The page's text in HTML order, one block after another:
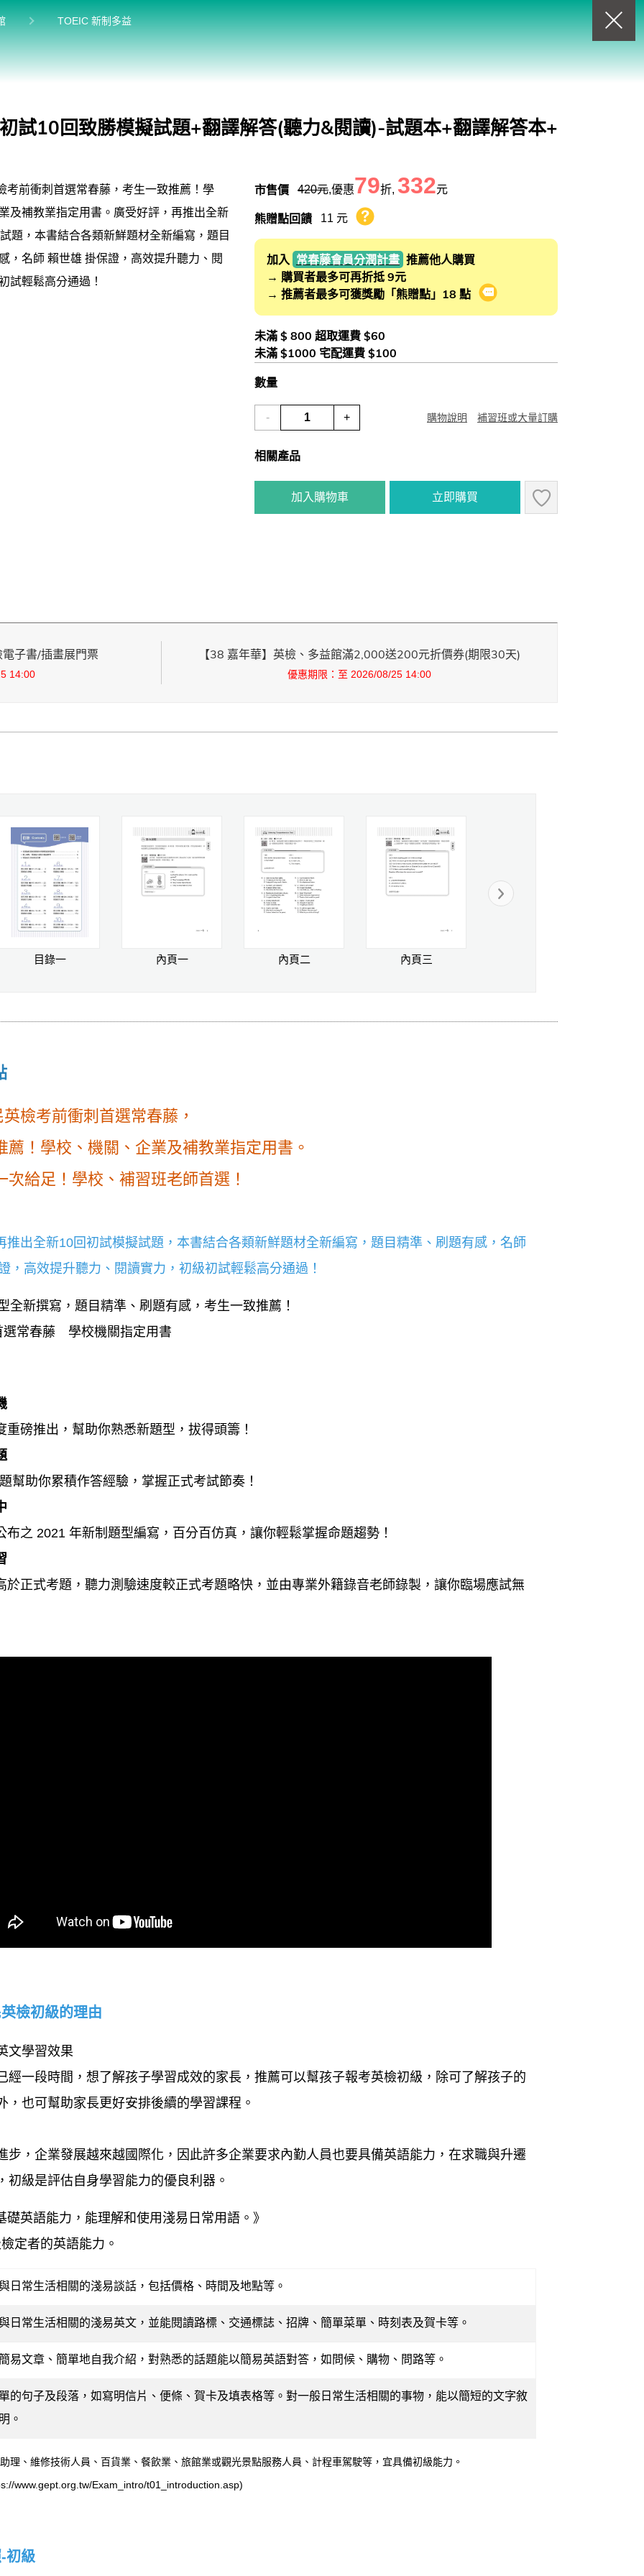
位於: 目前位於:
TOEIC 新制多益
Aptis 普思
回上一頁
試10回致勝模擬試題+翻譯解答(聽力&閱讀)-試題本+翻譯解答本+
考前衝刺首選常春藤，考生一致推薦！學
及補教業指定用書。廣受好評，再推出全新
題，本書結合各類新鮮題材全新編寫，題目
，名師 賴世雄 掛保證，高效提升聽力、閱
試輕鬆高分通過！
市售價 420元,優惠79折, 332元
熊贈點回饋 11 元 熊贈點回饋辦法
加入 常春藤會員分潤計畫 推薦他人購買
→ 購買者最多可再折抵 9元
→ 推薦者最多可獲獎勵「熊贈點」18 點
會員推薦分潤計畫
未滿 $ 800 超取運費 $60
未滿 $1000 宅配運費 $100
數量
- + 購物說明 補習班或大量訂購
相關產品
加入購物車 立即購買
子書/插畫展門票
14:00
【38 嘉年華】英檢、多益館滿2,000送200元折價券(期限30天)
優惠期限：至 2026/08/25 14:00
目錄一 內頁一 內頁二 內頁三
檢考前衝刺首選常春藤，
薦！學校、機關、企業及補教業指定用書。
次給足！學校、補習班老師首選！
推出全新10回初試模擬試題，本書結合各類新鮮題材全新編寫，題目精準、刷題有感，名師
，高效提升聽力、閱讀實力，初級初試輕鬆高分通過！
全新撰寫，題目精準、刷題有感，考生一致推薦！
選常春藤 學校機關指定用書
重磅推出，幫助你熟悉新題型，拔得頭籌！
幫助你累積作答經驗，掌握正式考試節奏！
布之 2021 年新制題型編寫，百分百仿真，讓你輕鬆掌握命題趨勢！
於正式考題，聽力測驗速度較正式考題略快，並由專業外籍錄音老師錄製，讓你臨場應試無
檢初級的理由
文學習效果
經一段時間，想了解孩子學習成效的家長，推薦可以幫孩子報考英檢初級，除可了解孩子的
，也可幫助家長更好安排後續的學習課程。
步，企業發展越來越國際化，因此許多企業要求內勤人員也要具備英語能力，在求職與升遷
初級是評估自身學習能力的優良利器。
礎英語能力，能理解和使用淺易日常用語。》
定者的英語能力。
日常生活相關的淺易談話，包括價格、時間及地點等。
日常生活相關的淺易英文，並能閱讀路標、交通標誌、招牌、簡單菜單、時刻表及賀卡等。
易文章、簡單地自我介紹，對熟悉的話題能以簡易英語對答，如問候、購物、問路等。
的句子及段落，如寫明信片、便條、賀卡及填表格等。對一般日常生活相關的事物，能以簡短的文字敘
。
理、維修技術人員、百貨業、餐飲業、旅館業或觀光景點服務人員、計程車駕駛等，宜具備初級能力。
www.gept.org.tw/Exam_intro/t01_introduction.asp)
初級